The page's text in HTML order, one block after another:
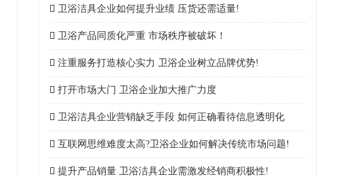
卫浴洁具企业如何提升业绩 压货还需适量!
卫浴产品同质化严重 市场秩序被破坏！
注重服务打造核心实力 卫浴企业树立品牌优势!
打开市场大门 卫浴企业加大推广力度
卫浴洁具企业营销缺乏手段 如何正确看待信息透明化
互联网思维难度太高?卫浴企业如何解决传统市场问题!
提升产品销量 卫浴洁具企业需激发经销商积极性!